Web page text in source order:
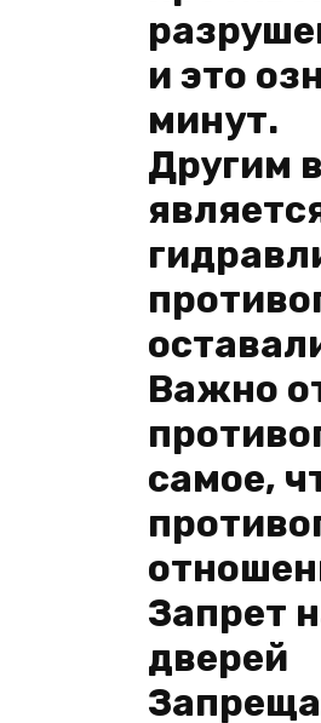
и это
минут.
Другим
Важно
самое,
Запрет
дверей